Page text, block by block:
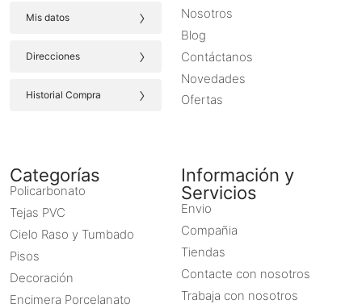
Mis datos ›
Direcciones ›
Historial Compra ›
Nosotros
Blog
Contáctanos
Novedades
Ofertas
Categorías
Policarbonato
Tejas PVC
Cielo Raso y Tumbado
Pisos
Decoración
Encimera Porcelanato
Información y
Servicios
Envio
Compañia
Tiendas
Contacte con nosotros
Trabaja con nosotros